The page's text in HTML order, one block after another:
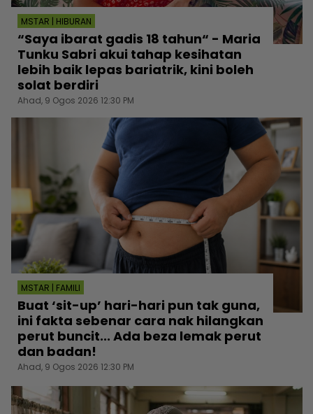
MSTAR | HIBURAN
“Saya ibarat gadis 18 tahun“ - Maria
Tunku Sabri akui tahap kesihatan
lebih baik lepas bariatrik, kini boleh
solat berdiri
Ahad, 9 Ogos 2026 12:30 PM
MSTAR | FAMILI
Buat ‘sit-up’ hari-hari pun tak guna,
ini fakta sebenar cara nak hilangkan
perut buncit... Ada beza lemak perut
dan badan!
Ahad, 9 Ogos 2026 12:30 PM